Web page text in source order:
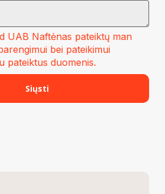
UAB Naftėnas pateiktų man
bei pateikimui
pateiktus duomenis.